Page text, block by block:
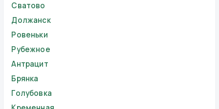
Сватово
Должанск
Ровеньки
Рубежное
Антрацит
Брянка
Голубовка